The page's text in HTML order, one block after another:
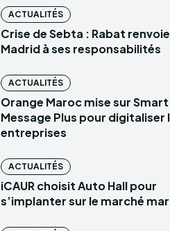
ACTUALITÉS
Crise de Sebta : Rabat renvoie
Madrid à ses responsabilités
ACTUALITÉS
Orange Maroc mise sur Smart
Message Plus pour digitaliser
entreprises
ACTUALITÉS
iCAUR choisit Auto Hall pour
s’implanter sur le marché